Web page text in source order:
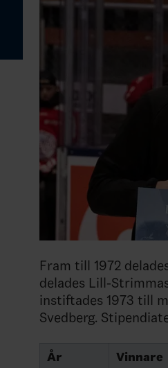
Fram till 1972
delades Lill-
instiftades 1973 till
Svedberg.
År Vinnare